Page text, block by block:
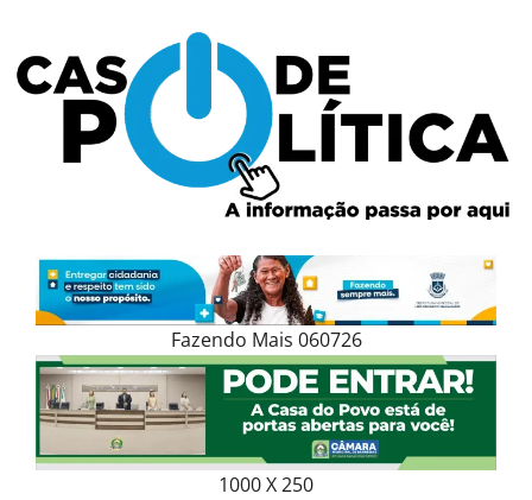
content
Fazendo Mais 060726
1000 X 250